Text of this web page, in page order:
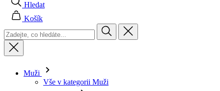
Hledat
Košík
Muži
Vše v kategorii Muži